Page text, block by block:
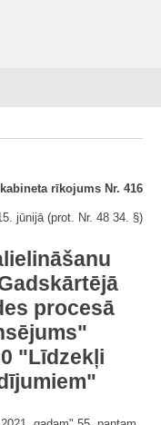
rīkojums Nr. 416
jūnijā (prot. Nr. 48 34. §)
procesā
"Līdzekļi